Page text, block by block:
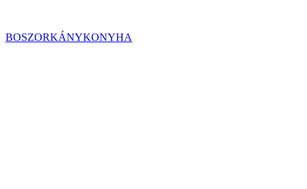
BOSZORKÁNYKONYHA